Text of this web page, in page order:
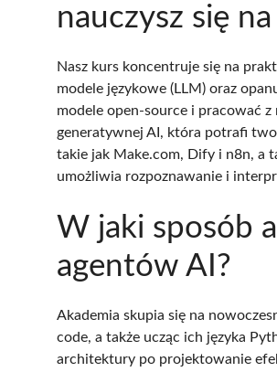
nauczysz się
Nasz kurs koncentruje się na
modele językowe (LLM) oraz
modele open-source i pracować
generatywnej AI, która potrafi
takie jak Make.com, Dify i n8n, a
umożliwia rozpoznawanie i
W jaki sposób
agentów AI?
Akademia skupia się na
code, a także ucząc ich języka
architektury po projektowanie